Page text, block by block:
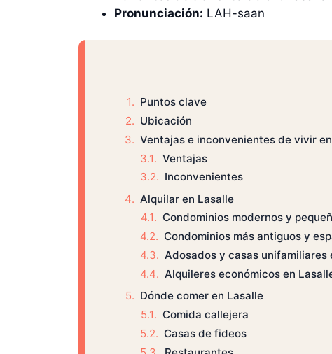
Pronunciación: LAH-saan
Puntos clave
Ubicación
Ventajas e inconvenientes de vivir
Ventajas
Inconvenientes
Alquilar en Lasalle
Condominios modernos y
Condominios más antiguos y
Adosados y casas
Alquileres económicos en
Dónde comer en Lasalle
Comida callejera
Casas de fideos